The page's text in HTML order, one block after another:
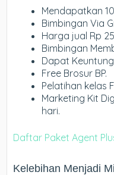
Mendapatkan
Bimbingan Via
Harga jual Rp
Bimbingan
Dapat
Free Brosur BP.
Pelatihan kelas
Marketing Kit
hari.
Daftar Paket Agent
Kelebihan Menjadi